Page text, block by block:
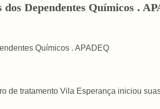
dos Dependentes Químicos .
Químicos . APADEQ
de tratamento Vila Esperança iniciou